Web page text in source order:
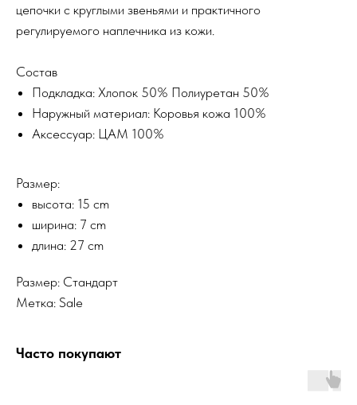
цепочки с круглыми звеньями и практичного
регулируемого наплечника из кожи.
Состав
Подкладка: Хлопок 50% Полиуретан 50%
Наружный материал: Коровья кожа 100%
Аксессуар: ЦАМ 100%
Размер:
высота: 15 cm
ширина: 7 cm
длина: 27 cm
Размер: Стандарт
Метка: Sale
Часто покупают